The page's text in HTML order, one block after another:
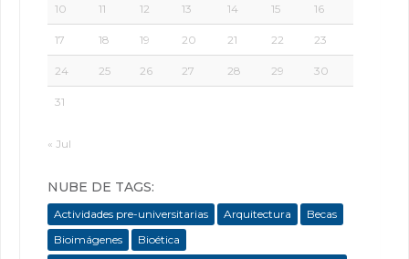
10 11 12 13 14 15 16
17 18 19 20 21 22 23
24 25 26 27 28 29 30
31
« Jul
NUBE DE TAGS:
Actividades pre-universitarias Arquitectura
Becas
Bioimágenes
Bioética